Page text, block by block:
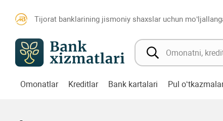
Tijorat banklarining jismoniy shaxslar uchun
Omonatlar Kreditlar Bank kartalari Pul